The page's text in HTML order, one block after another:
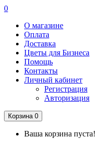
0
О магазине
Оплата
Доставка
Цветы для Бизнеса
Помощь
Контакты
Личный кабинет
Регистрация
Авторизация
Корзина 0
Ваша корзина пуста!